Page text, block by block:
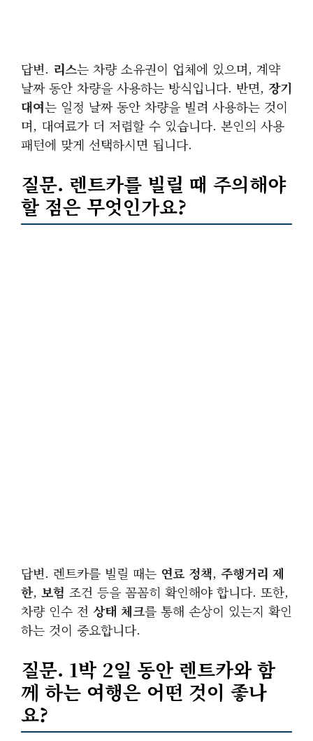
답변. 리스는 차량 소유권이 업체에 있으며, 계약
날짜 동안 차량을 사용하는 방식입니다. 반면, 장기
대여는 일정 날짜 동안 차량을 빌려 사용하는 것이
며, 대여료가 더 저렴할 수 있습니다. 본인의 사용
패턴에 맞게 선택하시면 됩니다.
질문. 렌트카를 빌릴 때 주의해야
할 점은 무엇인가요?
답변. 렌트카를 빌릴 때는 연료 정책, 주행거리 제
한, 보험 조건 등을 꼼꼼히 확인해야 합니다. 또한,
차량 인수 전 상태 체크를 통해 손상이 있는지 확인
하는 것이 중요합니다.
질문. 1박 2일 동안 렌트카와 함
께 하는 여행은 어떤 것이 좋나
요?